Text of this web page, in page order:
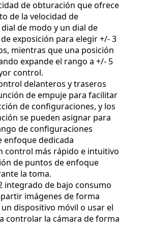
de obturación que ofrece
de la velocidad de
de modo y un dial de
exposición para elegir +/- 3
mientras que una posición
expande el rango a +/- 5
control.
delanteros y traseros
de empuje para facilitar
de configuraciones, y los
se pueden asignar para
de configuraciones
enfoque dedicada
control más rápido e intuitivo
de puntos de enfoque
la toma.
integrado de bajo consumo
imágenes de forma
dispositivo móvil o usar el
controlar la cámara de forma